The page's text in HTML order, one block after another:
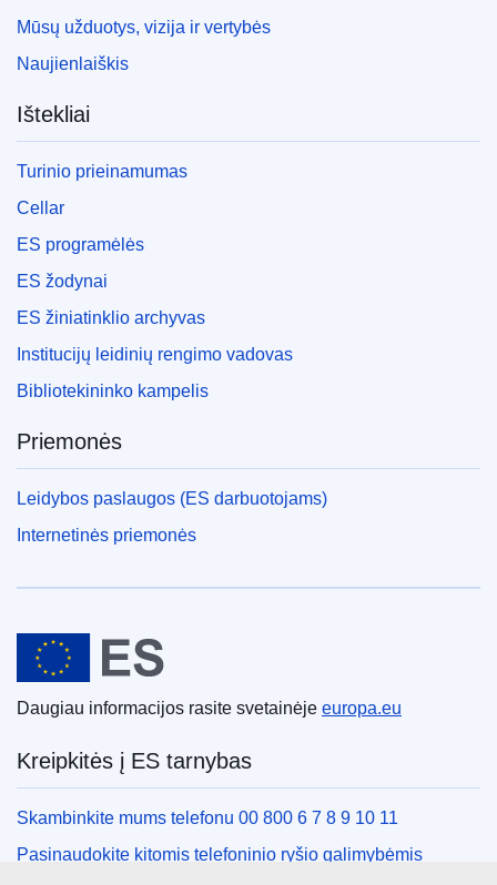
Mūsų užduotys, vizija ir vertybės
Naujienlaiškis
Ištekliai
Turinio prieinamumas
Cellar
ES programėlės
ES žodynai
ES žiniatinklio archyvas
Institucijų leidinių rengimo vadovas
Bibliotekininko kampelis
Priemonės
Leidybos paslaugos (ES darbuotojams)
Internetinės priemonės
Europos Sąjunga
Daugiau informacijos rasite svetainėje europa.eu
Kreipkitės į ES tarnybas
Skambinkite mums telefonu 00 800 6 7 8 9 10 11
Pasinaudokite kitomis telefoninio ryšio galimybėmis